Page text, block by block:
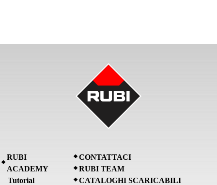
RUBI
ACADEMY
Tutorial
CONTATTACI
RUBI TEAM
CATALOGHI SCARICABILI